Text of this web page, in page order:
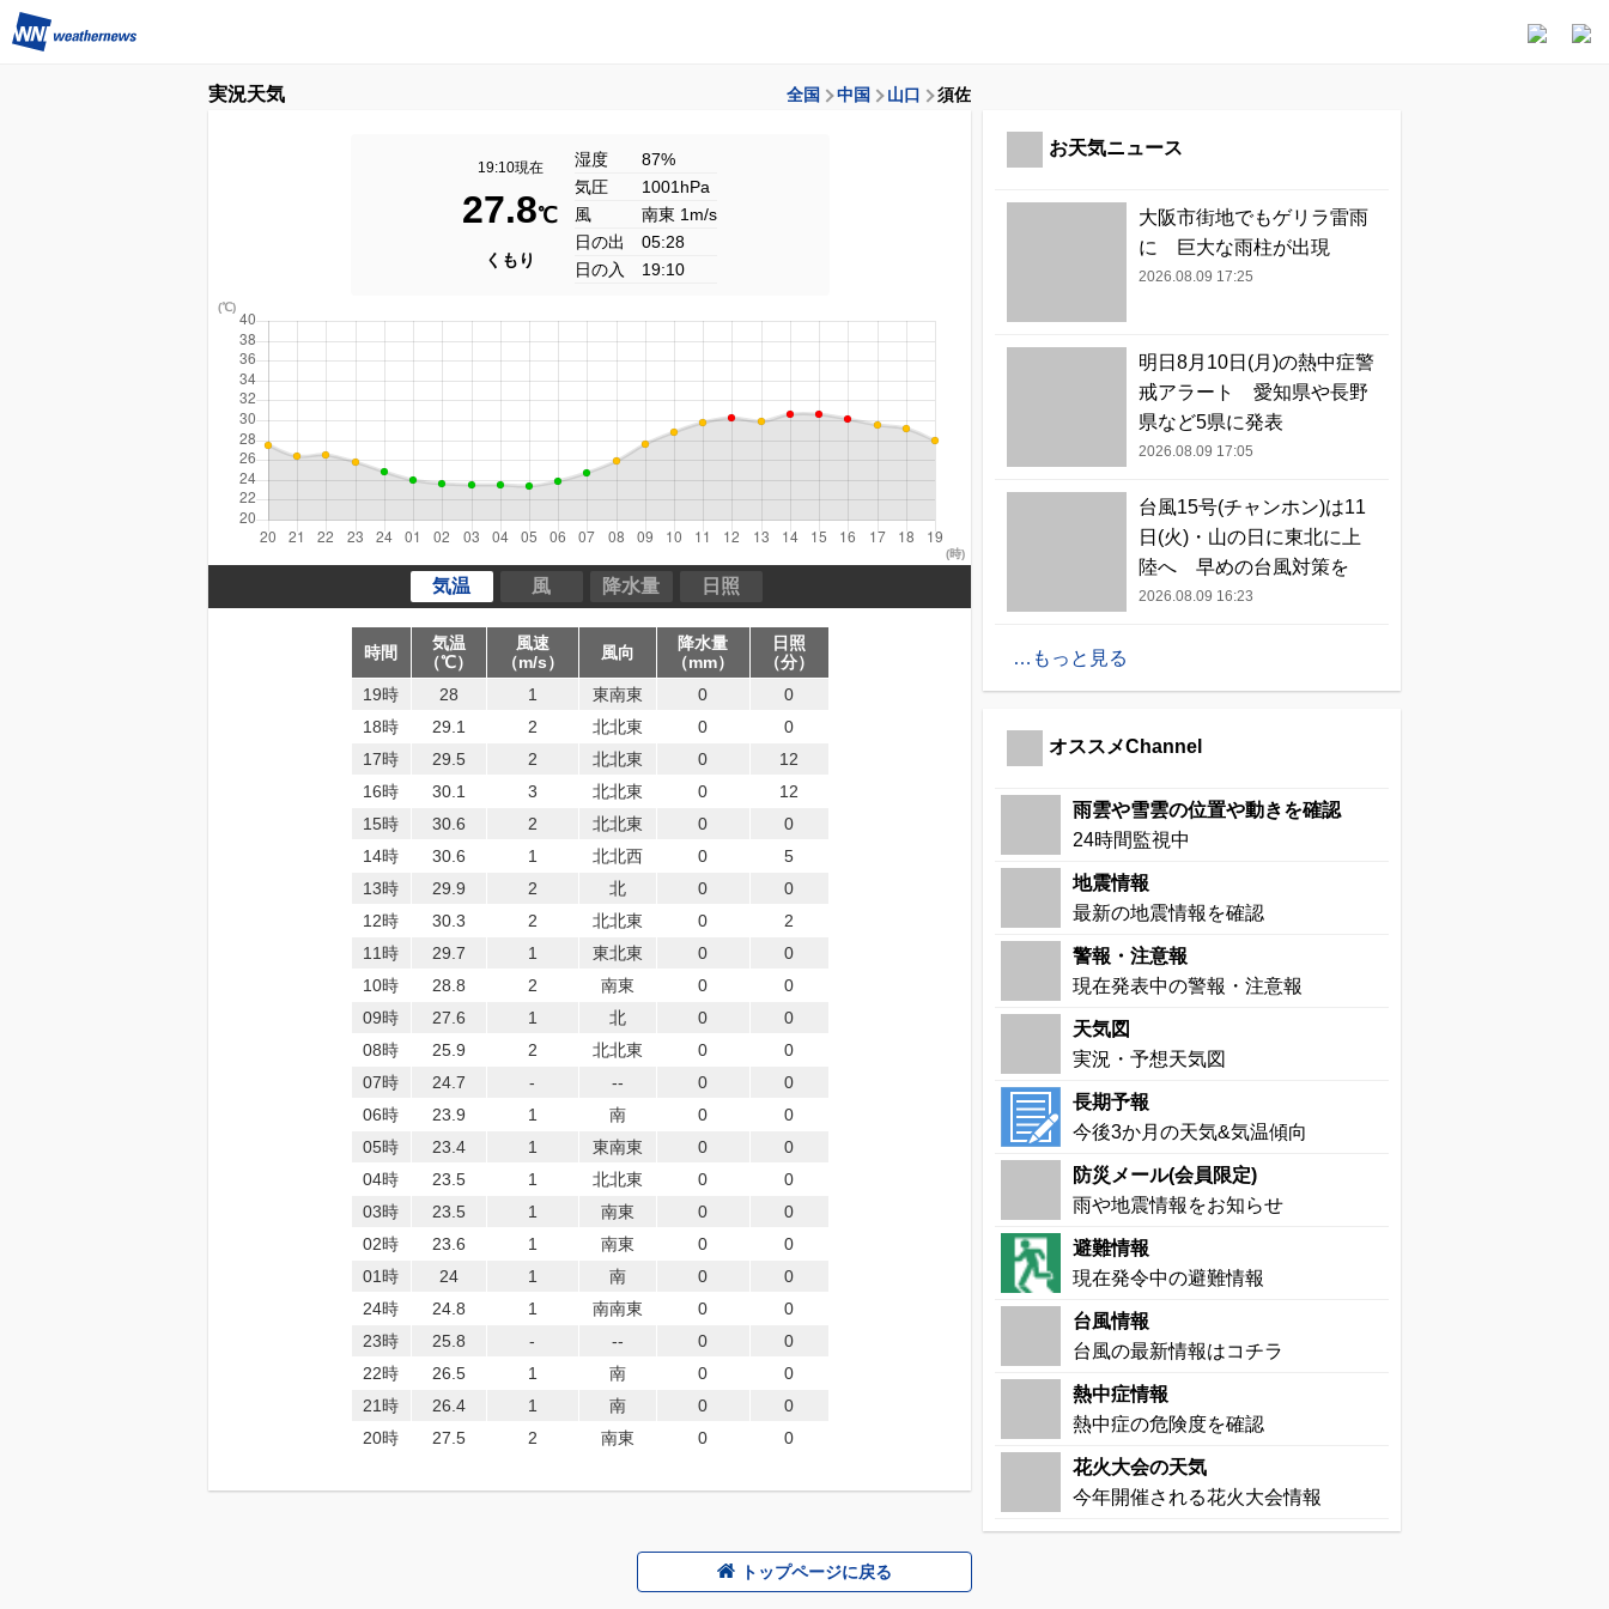
実況天気 全国 中国 山口 須佐
19:10現在
27.8℃
くもり
湿度
87%
気圧
1001hPa
風
南東 1m/s
日の出
05:28
日の入
19:10
(時)
(℃)
気温 風 降水量 日照
時間
気温
（℃）
風速
（m/s）
風向
降水量
（mm）
日照
（分）
19時
28 1 東南東 0
0
18時
29.1 2 北北東 0
0
17時
29.5 2 北北東 0
12
16時
30.1 3 北北東 0
12
15時
30.6 2 北北東 0
0
14時
30.6 1 北北西 0
5
13時
29.9 2 北 0
0
12時
30.3 2 北北東 0
2
11時
29.7 1 東北東 0
0
10時
28.8 2 南東 0
0
09時
27.6 1 北 0
0
08時
25.9 2 北北東 0
0
07時
24.7 - -- 0
0
06時
23.9 1 南 0
0
05時
23.4 1 東南東 0
0
04時
23.5 1 北北東 0
0
03時
23.5 1 南東 0
0
02時
23.6 1 南東 0
0
01時
24 1 南 0
0
24時
24.8 1 南南東 0
0
23時
25.8 - -- 0
0
22時
26.5 1 南 0
0
21時
26.4 1 南 0
0
20時
27.5 2 南東 0 0
お天気ニュース
大阪市街地でもゲリラ雷雨
に 巨大な雨柱が出現
2026.08.09 17:25
明日8月10日(月)の熱中症警
戒アラート 愛知県や長野
県など5県に発表
2026.08.09 17:05
台風15号(チャンホン)は11
日(火)・山の日に東北に上
陸へ 早めの台風対策を
2026.08.09 16:23
もっと見る
オススメChannel
雨雲や雪雲の位置や動きを確認
24時間監視中
地震情報
最新の地震情報を確認
警報・注意報
現在発表中の警報・注意報
天気図
実況・予想天気図
長期予報
今後3か月の天気&気温傾向
防災メール(会員限定)
雨や地震情報をお知らせ
避難情報
現在発令中の避難情報
台風情報
台風の最新情報はコチラ
熱中症情報
熱中症の危険度を確認
花火大会の天気
今年開催される花火大会情報
トップページに戻る